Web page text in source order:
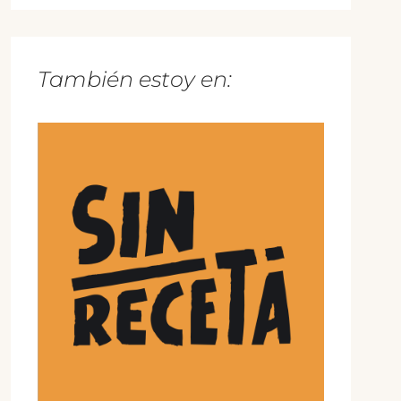
También estoy en: